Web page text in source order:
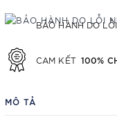
BẢO HÀNH DO
CAM KẾT 100%
MÔ TẢ